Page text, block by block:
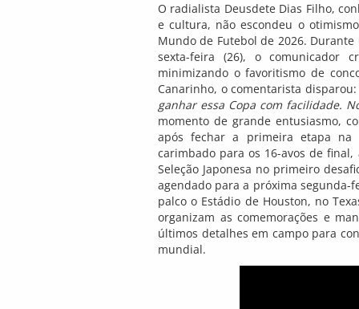
O radialista Deusdete Dias Filho,
e cultura, não escondeu o
Mundo de Futebol de 2026.
sexta-feira (26), o comunicador
minimizando o favoritismo de
Canarinho, o comentarista disparou:
ganhar essa Copa com facilidade.
momento de grande entusiasmo,
após fechar a primeira etapa na
carimbado para os 16-avos de
Seleção Japonesa no primeiro
agendado para a próxima segunda-
palco o Estádio de Houston, no
organizam as comemorações e
últimos detalhes em campo para
mundial.